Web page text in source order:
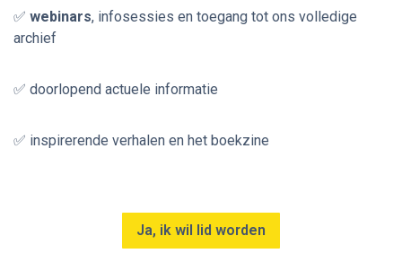
✅ webinars, infosessies en toegang tot ons volledige
archief
✅ doorlopend actuele informatie
✅ inspirerende verhalen en het boekzine
Ja, ik wil lid worden